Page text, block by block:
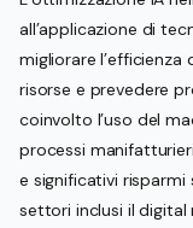
all’applicazione di
migliorare
risorse e prevedere
coinvolto l’uso del
processi
e significativi
settori inclusi il digital